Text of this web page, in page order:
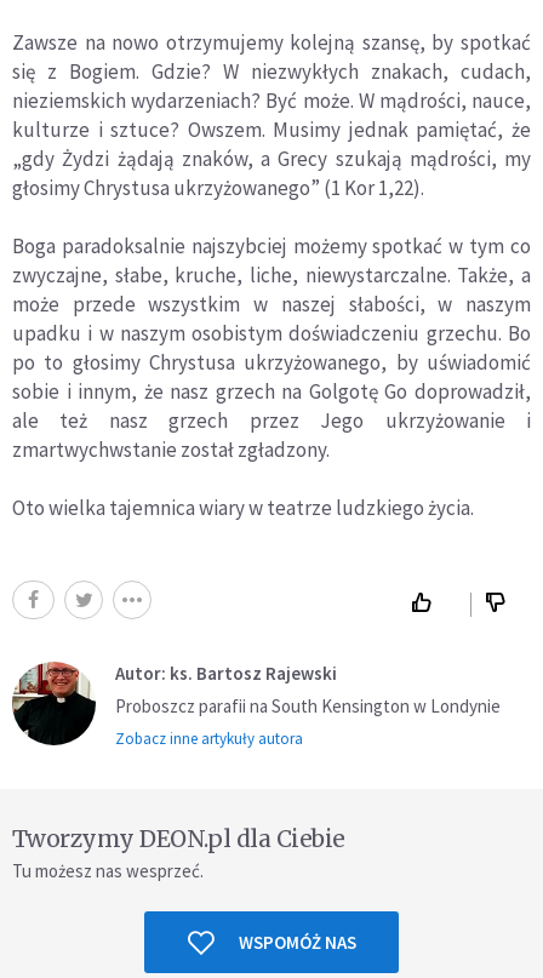
Zawsze na nowo otrzymujemy kolejną szansę, by spotkać
się z Bogiem. Gdzie? W niezwykłych znakach, cudach,
nieziemskich wydarzeniach? Być może. W mądrości, nauce,
kulturze i sztuce? Owszem. Musimy jednak pamiętać, że
„gdy Żydzi żądają znaków, a Grecy szukają mądrości, my
głosimy Chrystusa ukrzyżowanego” (1 Kor 1,22).
Boga paradoksalnie najszybciej możemy spotkać w tym co
zwyczajne, słabe, kruche, liche, niewystarczalne. Także, a
może przede wszystkim w naszej słabości, w naszym
upadku i w naszym osobistym doświadczeniu grzechu. Bo
po to głosimy Chrystusa ukrzyżowanego, by uświadomić
sobie i innym, że nasz grzech na Golgotę Go doprowadził,
ale też nasz grzech przez Jego ukrzyżowanie i
zmartwychwstanie został zgładzony.
Oto wielka tajemnica wiary w teatrze ludzkiego życia.
Autor: ks. Bartosz Rajewski
Proboszcz parafii na South Kensington w Londynie
Zobacz inne artykuły autora
Tworzymy DEON.pl dla Ciebie
Tu możesz nas wesprzeć.
WSPOMÓŻ NAS